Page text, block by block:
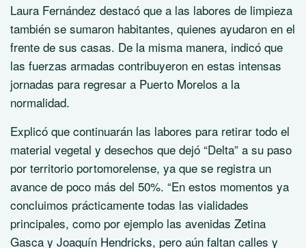
Laura Fernández destacó que a las labores de limpieza
también se sumaron habitantes, quienes ayudaron en el
frente de sus casas. De la misma manera, indicó que
las fuerzas armadas contribuyeron en estas intensas
jornadas para regresar a Puerto Morelos a la
normalidad.
Explicó que continuarán las labores para retirar todo el
material vegetal y desechos que dejó “Delta” a su paso
por territorio portomorelense, ya que se registra un
avance de poco más del 50%. “En estos momentos ya
concluimos prácticamente todas las vialidades
principales, como por ejemplo las avenidas Zetina
Gasca y Joaquín Hendricks, pero aún faltan calles y